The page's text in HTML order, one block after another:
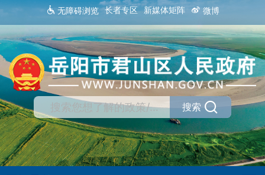
无障碍浏览 长者专区 新媒体矩阵 微博
搜索